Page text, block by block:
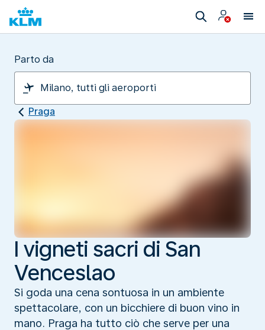
Parto da
Praga
I vigneti sacri di San
Venceslao
Si goda una cena sontuosa in un ambiente
spettacolare, con un bicchiere di buon vino in
mano. Praga ha tutto ciò che serve per una